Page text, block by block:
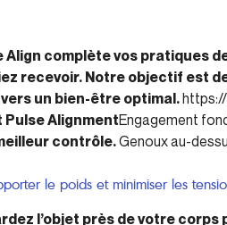
Align complète vos pratiques
recevoir. Notre objectif est
un bien-être optimal.
AlignmentEngagement
contrôle.Genoux au-
le poids et minimiser les
l’objet près de votre